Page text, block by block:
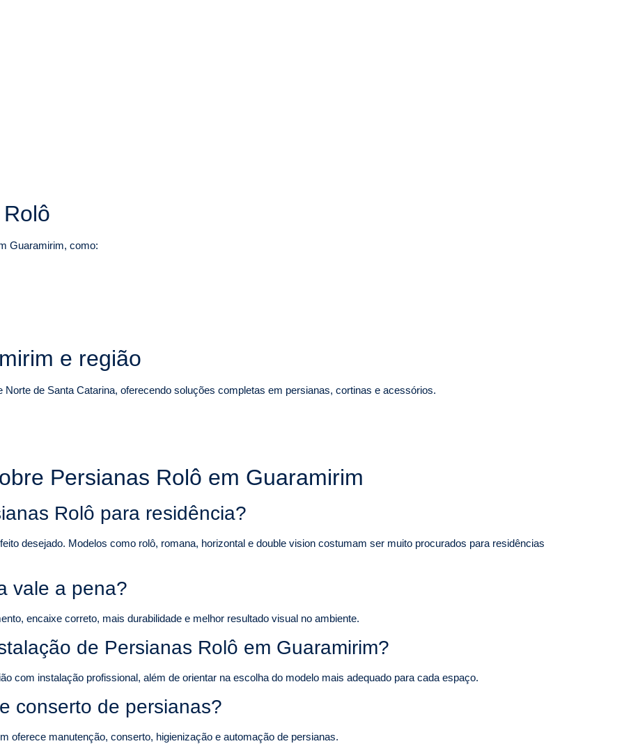
Guaramirim, como:
e região
de Santa Catarina, oferecendo soluções completas em persianas, cortinas e acessórios.
Persianas Rolô em Guaramirim
Rolô para residência?
desejado. Modelos como rolô, romana, horizontal e double vision costumam ser muito procurados para residências
vale a pena?
encaixe correto, mais durabilidade e melhor resultado visual no ambiente.
de Persianas Rolô em Guaramirim?
com instalação profissional, além de orientar na escolha do modelo mais adequado para cada espaço.
conserto de persianas?
oferece manutenção, conserto, higienização e automação de persianas.